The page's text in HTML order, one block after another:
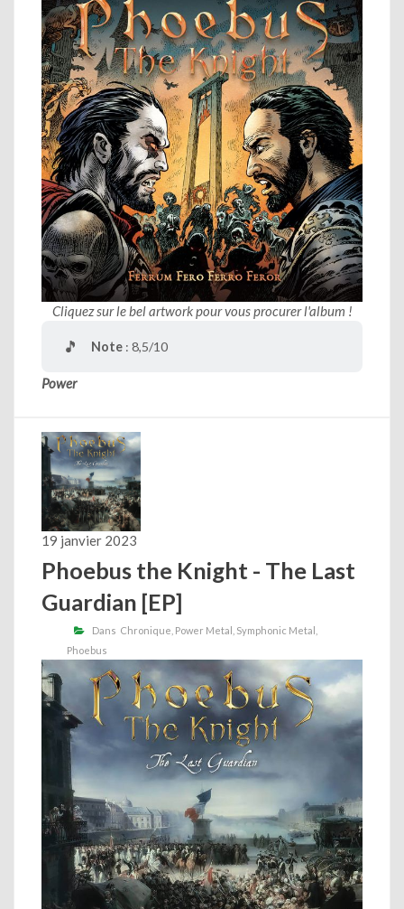
Cliquez sur le bel artwork pour vous procurer l'album !
🎵 Note : 8,5/10
Power
19 janvier 2023
Phoebus the Knight - The Last
Guardian [EP]
Dans Chronique Power Metal Symphonic Metal
Phoebus